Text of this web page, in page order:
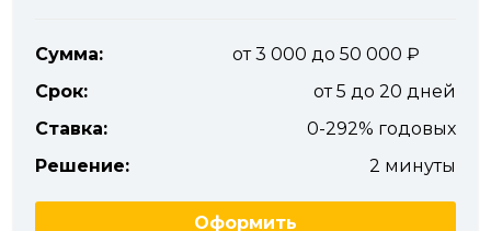
Сумма:
от 3 000 до 50 000
Срок:
от 5 до 20 дней
Ставка:
0-292% годовых
Решение:
2 минуты
Оформить